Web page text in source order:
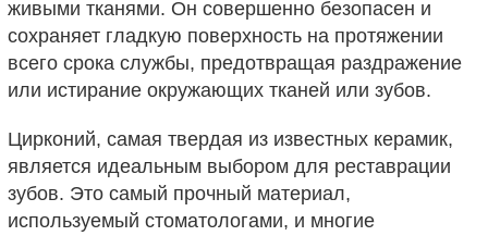
живыми тканями. Он совершенно безопасен и
сохраняет гладкую поверхность на протяжении
всего срока службы, предотвращая раздражение
или истирание окружающих тканей или зубов.
Цирконий, самая твердая из известных керамик,
является идеальным выбором для реставрации
зубов. Это самый прочный материал,
используемый стоматологами, и многие